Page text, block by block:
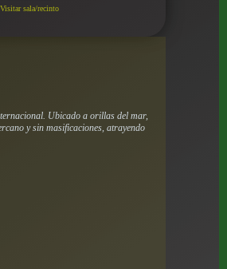
Visitar sala/recinto
Ubicado a orillas del mar,
y sin masificaciones, atrayendo